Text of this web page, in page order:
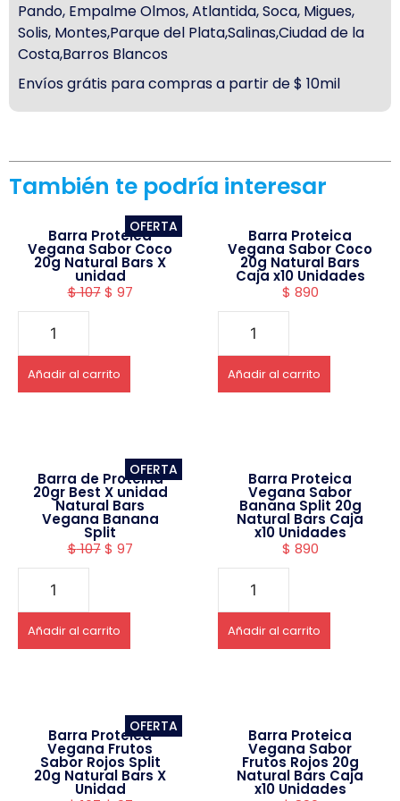
Pando, Empalme Olmos, Atlantida, Soca, Migues,
Solis, Montes,Parque del Plata,Salinas,Ciudad de la
Costa,Barros Blancos
Envíos grátis para compras a partir de $ 10mil
También te podría interesar
OFERTA
Barra Proteica
Vegana Sabor Coco
20g Natural Bars X
unidad
$107 $ 97
Añadir al carrito
Barra Proteica
Vegana Sabor Coco
20g Natural Bars
Caja x10 Unidades
$ 890
Añadir al carrito
OFERTA
Barra de Proteina
20gr Best X unidad
Natural Bars
Vegana Banana
Split
$107 $ 97
Añadir al carrito
Barra Proteica
Vegana Sabor
Banana Split 20g
Natural Bars Caja
x10 Unidades
$ 890
Añadir al carrito
OFERTA
Barra Proteica
Vegana Frutos
Sabor Rojos Split
20g Natural Bars X
Unidad
Barra Proteica
Vegana Sabor
Frutos Rojos 20g
Natural Bars Caja
x10 Unidades